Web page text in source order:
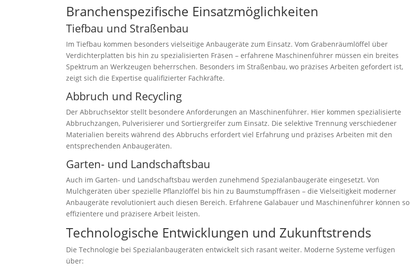
Branchenspezifische Einsatzmöglichkeiten
Tiefbau und Straßenbau
Im Tiefbau kommen besonders vielseitige Anbaugeräte zum Einsatz. Vom Grabenräumlöffel über
Verdichterplatten bis hin zu spezialisierten Fräsen – erfahrene Maschinenführer müssen ein breites
Spektrum an Werkzeugen beherrschen. Besonders im Straßenbau, wo präzises Arbeiten gefordert ist,
zeigt sich die Expertise qualifizierter Fachkräfte.
Abbruch und Recycling
Der Abbruchsektor stellt besondere Anforderungen an Maschinenführer. Hier kommen spezialisierte
Abbruchzangen, Pulverisierer und Sortiergreifer zum Einsatz. Die selektive Trennung verschiedener
Materialien bereits während des Abbruchs erfordert viel Erfahrung und präzises Arbeiten mit den
entsprechenden Anbaugeräten.
Garten- und Landschaftsbau
Auch im Garten- und Landschaftsbau werden zunehmend Spezialanbaugeräte eingesetzt. Von
Mulchgeräten über spezielle Pflanzlöffel bis hin zu Baumstumpffräsen – die Vielseitigkeit moderner
Anbaugeräte revolutioniert auch diesen Bereich. Erfahrene Galabauer und Maschinenführer können so
effizientere und präzisere Arbeit leisten.
Technologische Entwicklungen und Zukunftstrends
Die Technologie bei Spezialanbaugeräten entwickelt sich rasant weiter. Moderne Systeme verfügen
über: